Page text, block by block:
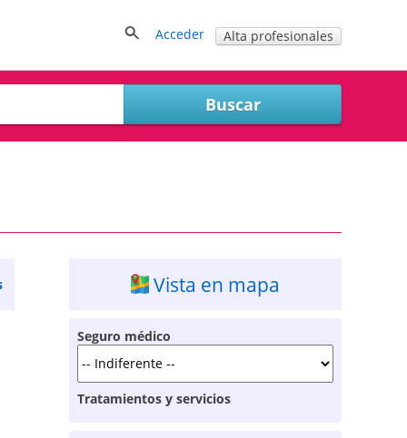
Acceder Alta profesionales
Vista en mapa
Seguro médico
Tratamientos y servicios